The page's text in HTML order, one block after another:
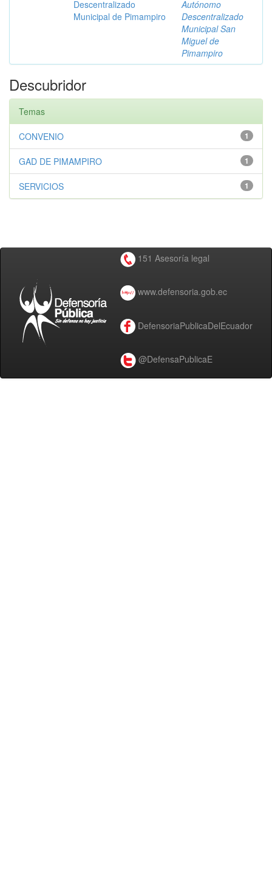
Descentralizado
Municipal de Pimampiro
Autónomo
Descentralizado
Municipal San
Miguel de
Pimampiro
Descubridor
Temas
1
CONVENIO
1
GAD DE PIMAMPIRO
1
SERVICIOS
151 Asesoría legal
www.defensoria.gob.ec
DefensoriaPublicaDelEcuador
@DefensaPublicaE